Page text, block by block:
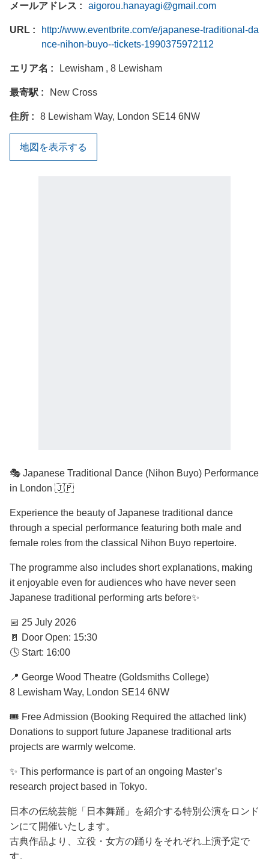
メールアドレス aigorou.hanayagi@gmail.com
URL
http://www.eventbrite.com/e/japanese-traditional-da
nce-nihon-buyo--tickets-1990375972112
エリア名 Lewisham , 8 Lewisham
最寄駅 New Cross
住所 8 Lewisham Way, London SE14 6NW
地図を表示する
🎭 Japanese Traditional Dance (Nihon Buyo) Performance
in London 🇯🇵
Experience the beauty of Japanese traditional dance
through a special performance featuring both male and
female roles from the classical Nihon Buyo repertoire.
The programme also includes short explanations, making
it enjoyable even for audiences who have never seen
Japanese traditional performing arts before✨
📅 25 July 2026
🚪 Door Open: 15:30
🕓 Start: 16:00
📍 George Wood Theatre (Goldsmiths College)
8 Lewisham Way, London SE14 6NW
🎟 Free Admission (Booking Required the attached link)
Donations to support future Japanese traditional arts
projects are warmly welcome.
✨ This performance is part of an ongoing Master’s
research project based in Tokyo.
日本の伝統芸能「日本舞踊」を紹介する特別公演をロンド
ンにて開催いたします。
古典作品より、立役・女方の踊りをそれぞれ上演予定で
す。